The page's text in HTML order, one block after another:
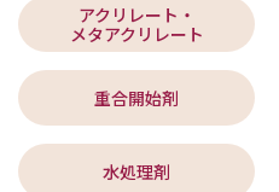
アクリレート・
メタアクリレート
重合開始剤
水処理剤